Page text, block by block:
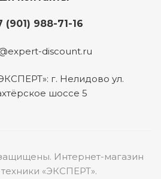
(901) 988-71-16
discount.ru
г. Нелидово ул.
шоссе 5
Интернет-магазин
«ЭКСПЕРТ».